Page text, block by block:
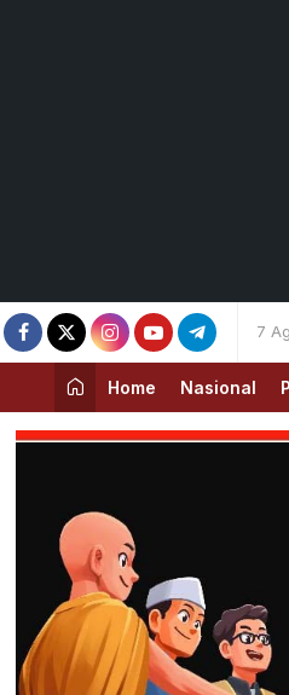
7
Home Nasional